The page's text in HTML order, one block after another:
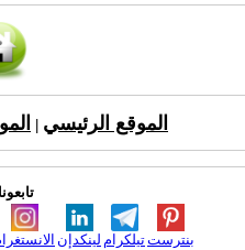
الموقع الرئيسي
لينكدإن تيلكرامبنترست